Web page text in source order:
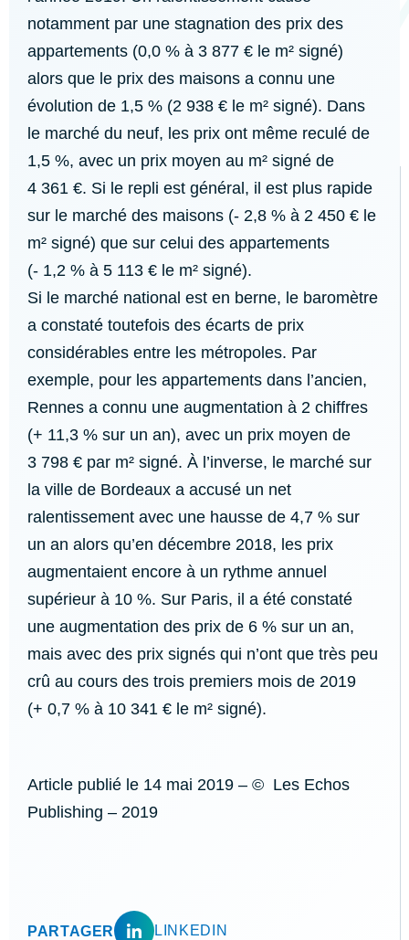
notamment par une stagnation des prix des
appartements (0,0 % à 3 877 € le m² signé)
alors que le prix des maisons a connu une
évolution de 1,5 % (2 938 € le m² signé). Dans
le marché du neuf, les prix ont même reculé de
1,5 %, avec un prix moyen au m² signé de
4 361 €. Si le repli est général, il est plus rapide
sur le marché des maisons (- 2,8 % à 2 450 € le
m² signé) que sur celui des appartements
(- 1,2 % à 5 113 € le m² signé).
Si le marché national est en berne, le baromètre
a constaté toutefois des écarts de prix
considérables entre les métropoles. Par
exemple, pour les appartements dans l’ancien,
Rennes a connu une augmentation à 2 chiffres
(+ 11,3 % sur un an), avec un prix moyen de
3 798 € par m² signé. À l’inverse, le marché sur
la ville de Bordeaux a accusé un net
ralentissement avec une hausse de 4,7 % sur
un an alors qu’en décembre 2018, les prix
augmentaient encore à un rythme annuel
supérieur à 10 %. Sur Paris, il a été constaté
une augmentation des prix de 6 % sur un an,
mais avec des prix signés qui n’ont que très peu
crû au cours des trois premiers mois de 2019
(+ 0,7 % à 10 341 € le m² signé).
Article publié le 14 mai 2019 – © Les Echos
Publishing – 2019
PARTAGER LINKEDIN